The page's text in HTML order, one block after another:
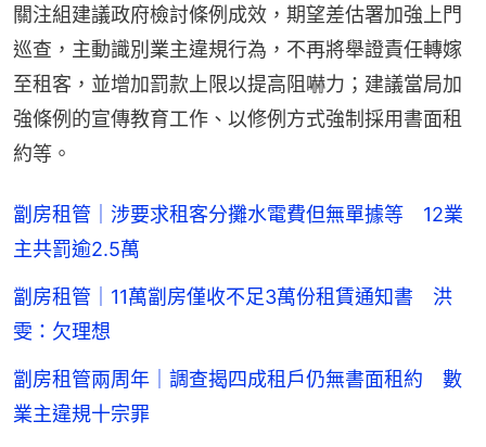
關注組建議政府檢討條例成效，期望差估署加強上門
巡查，主動識別業主違規行為，不再將舉證責任轉嫁
至租客，並增加罰款上限以提高阻嚇力；建議當局加
強條例的宣傳教育工作、以修例方式強制採用書面租
約等。
劏房租管｜涉要求租客分攤水電費但無單據等 12業
主共罰逾2.5萬
劏房租管｜11萬劏房僅收不足3萬份租賃通知書 洪
雯：欠理想
劏房租管兩周年｜調查揭四成租戶仍無書面租約 數
業主違規十宗罪